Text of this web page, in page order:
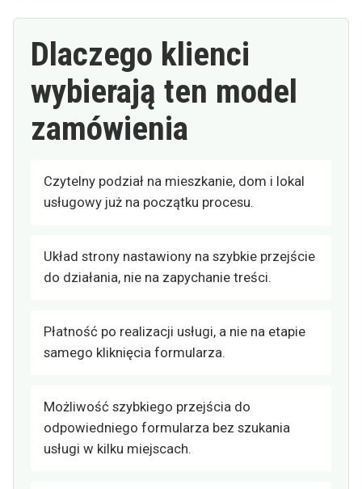
Dlaczego klienci
wybierają ten model
zamówienia
Czytelny podział na mieszkanie, dom i lokal
usługowy już na początku procesu.
Układ strony nastawiony na szybkie przejście
do działania, nie na zapychanie treści.
Płatność po realizacji usługi, a nie na etapie
samego kliknięcia formularza.
Możliwość szybkiego przejścia do
odpowiedniego formularza bez szukania
usługi w kilku miejscach.